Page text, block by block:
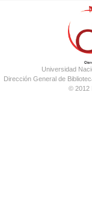
Universidad
Dirección General de
© 2012